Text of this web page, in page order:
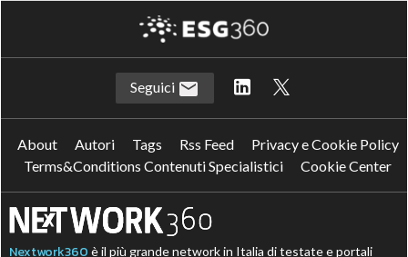
Seguici
About Autori Tags Rss Feed
Privacy e Cookie Policy
Terms&Conditions Contenuti Specialistici
Cookie Center
Nextwork360 è il più grande network in Italia di testate e portali